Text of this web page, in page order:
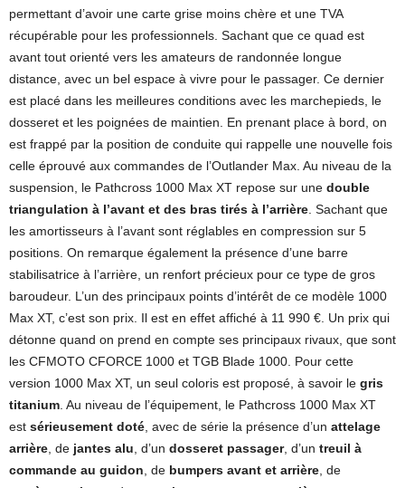
permettant d’avoir une carte grise moins chère et une TVA
récupérable pour les professionnels. Sachant que ce quad est
avant tout orienté vers les amateurs de randonnée longue
distance, avec un bel espace à vivre pour le passager. Ce dernier
est placé dans les meilleures conditions avec les marchepieds, le
dosseret et les poignées de maintien. En prenant place à bord, on
est frappé par la position de conduite qui rappelle une nouvelle fois
celle éprouvé aux commandes de l’Outlander Max. Au niveau de la
suspension, le Pathcross 1000 Max XT repose sur une double
triangulation à l’avant et des bras tirés à l’arrière . Sachant que
les amortisseurs à l’avant sont réglables en compression sur 5
positions. On remarque également la présence d’une barre
stabilisatrice à l’arrière, un renfort précieux pour ce type de gros
baroudeur. L’un des principaux points d’intérêt de ce modèle 1000
Max XT, c’est son prix. Il est en effet affiché à 11 990 €. Un prix qui
détonne quand on prend en compte ses principaux rivaux, que sont
les CFMOTO CFORCE 1000 et TGB Blade 1000. Pour cette
version 1000 Max XT, un seul coloris est proposé, à savoir le gris
titanium . Au niveau de l’équipement, le Pathcross 1000 Max XT
est sérieusement doté , avec de série la présence d’un attelage
arrière , de jantes alu , d’un dosseret passager, d’un treuil à
commande au guidon , de bumpers avant et arrière , de